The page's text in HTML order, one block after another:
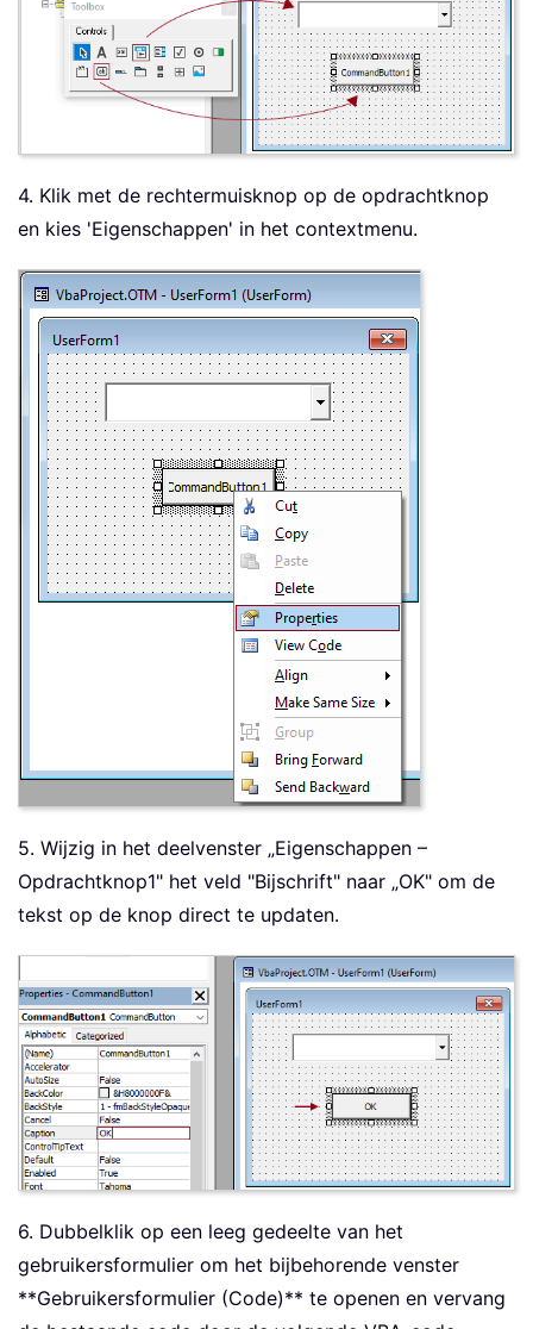
4. Klik met de rechtermuisknop op de opdrachtknop
en kies 'Eigenschappen' in het contextmenu.
5. Wijzig in het deelvenster „Eigenschappen –
Opdrachtknop1" het veld "Bijschrift" naar „OK" om de
tekst op de knop direct te updaten.
6. Dubbelklik op een leeg gedeelte van het
gebruikersformulier om het bijbehorende venster
**Gebruikersformulier (Code)** te openen en vervang